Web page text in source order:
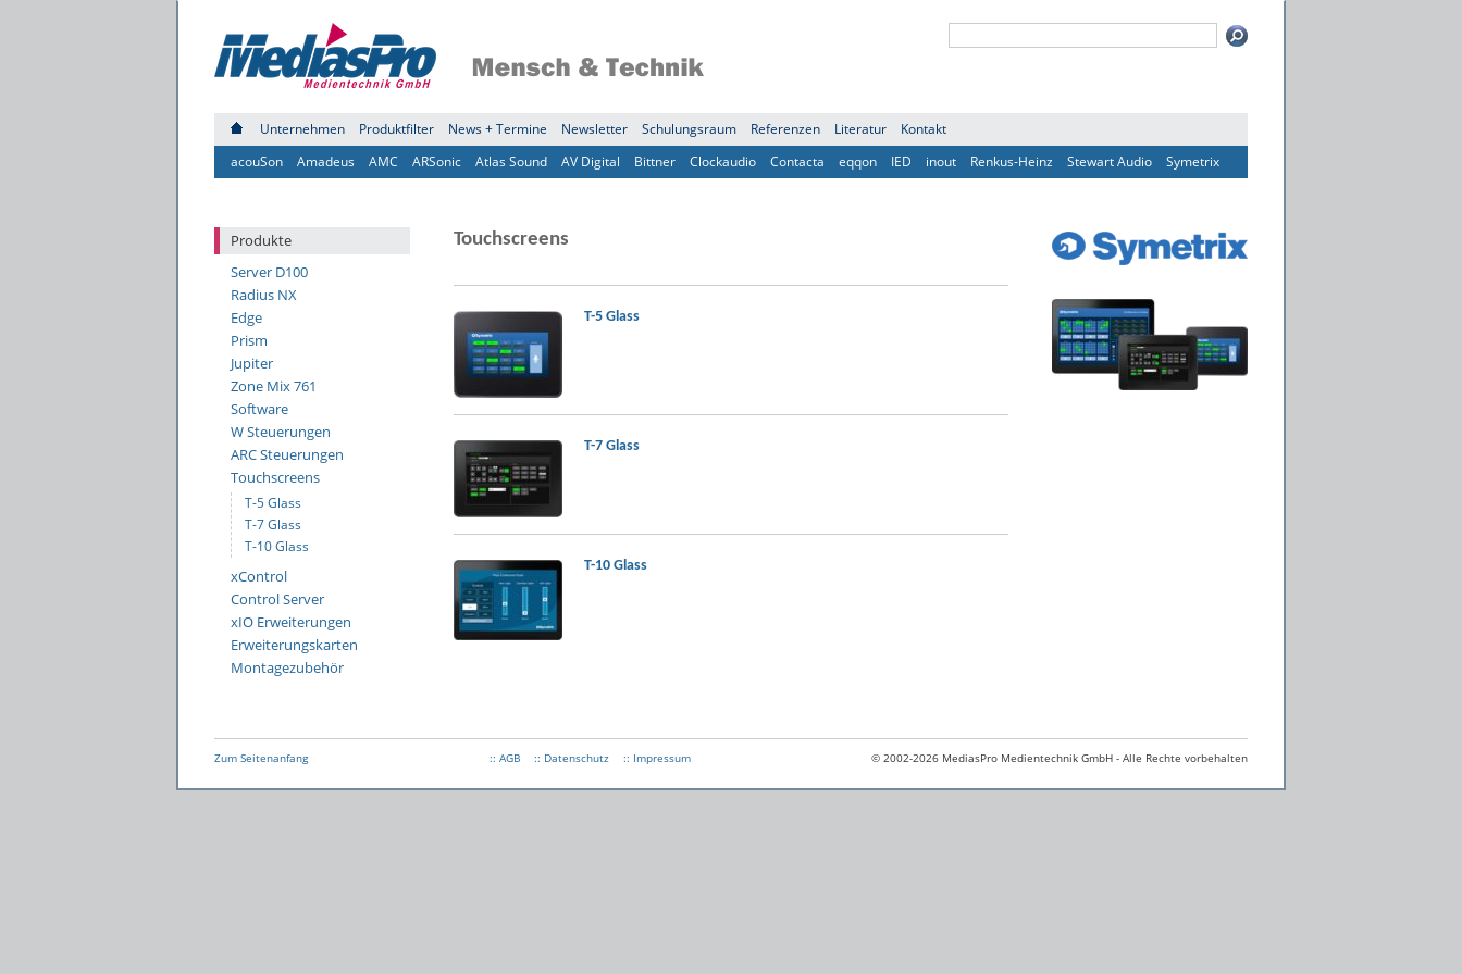
Unternehmen Produktfilter News + Termine Newsletter Schulungsraum Referenzen Literatur
Kontakt
acouSon
Amadeus AMC ARSonic Atlas Sound AV Digital Bittner Clockaudio Contacta eqqon IED inout Renkus-Heinz Stewart Audio Symetrix
Produkte
Server D100
Radius NX
Edge
Prism
Jupiter
Zone Mix 761
Software
W Steuerungen
ARC Steuerungen
Touchscreens
T-5 Glass
T-7 Glass
T-10 Glass
xControl
Control Server
xIO Erweiterungen
Erweiterungskarten
Montagezubehör
Touchscreens
T-5 Glass
T-7 Glass
T-10 Glass
Zum Seitenanfang © 2002-2026 MediasPro Medientechnik GmbH - Alle Rechte vorbehalten
:: AGB :: Datenschutz :: Impressum